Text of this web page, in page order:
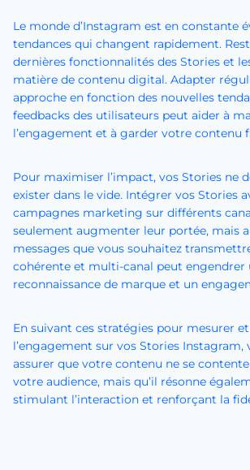
Le monde d’Instagram est en constante
tendances qui changent rapidement.
dernières fonctionnalités des Stories et
matière de contenu digital. Adapter
approche en fonction des nouvelles
feedbacks des utilisateurs peut aider à
l’engagement et à garder votre contenu
Pour maximiser l’impact, vos Stories ne
exister dans le vide. Intégrer vos Stories
campagnes marketing sur différents
seulement augmenter leur portée, mais
messages que vous souhaitez
cohérente et multi-canal peut engendrer
reconnaissance de marque et un
En suivant ces stratégies pour mesurer
l’engagement sur vos Stories Instagram,
assurer que votre contenu ne se
votre audience, mais qu’il résonne
stimulant l’interaction et renforçant la